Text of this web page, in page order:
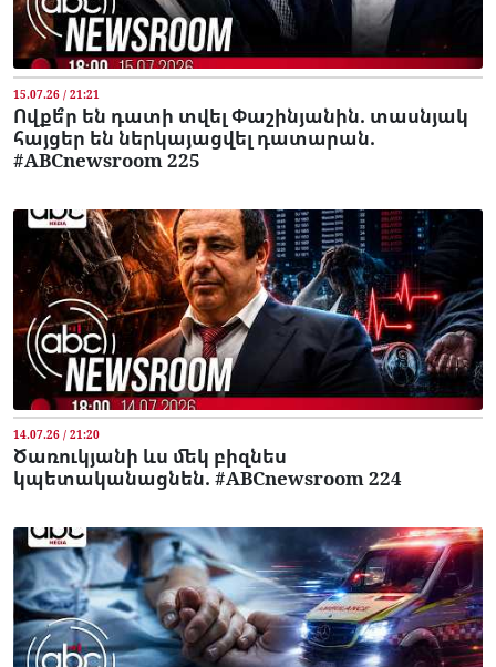
15.07.26 / 21:21
Ովքե՞ր են դատի տվել Փաշինյանին. տասնյակ
հայցեր են ներկայացվել դատարան.
#ABCnewsroom 225
14.07.26 / 21:20
Ծառուկյանի ևս մեկ բիզնես
կպետականացնեն. #ABCnewsroom 224